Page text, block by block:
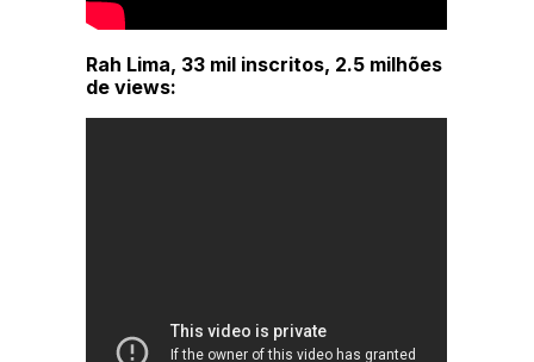
Rah Lima, 33 mil inscritos, 2.5 milhões
de views: